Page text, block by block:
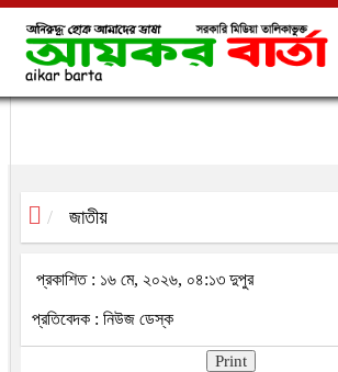
জাতীয়
প্রকাশিত : ১৬ মে, ২০২৬, ০৪:১৩ দুপুর
প্রতিবেদক : নিউজ ডেস্ক
Print